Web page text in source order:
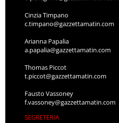
Cinzia Timpano
c.timpano@gazzettamatin.com
Arianna Papalia
a.papalia@gazzettamatin.com
Thomas Piccot
t.piccot@gazzettamatin.com
Fausto Vassoney
f.vassoney@gazzettamatin.com
SEGRETERIA